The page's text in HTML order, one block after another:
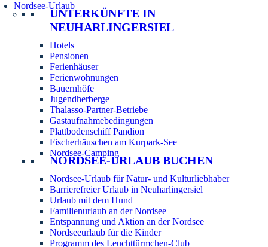
Nordsee-Urlaub
UNTERKÜNFTE IN
NEUHARLINGERSIEL
Hotels
Pensionen
Ferienhäuser
Ferienwohnungen
Bauernhöfe
Jugendherberge
Thalasso-Partner-Betriebe
Gastaufnahmebedingungen
Plattbodenschiff Pandion
Fischerhäuschen am Kurpark-See
Nordsee-Camping
NORDSEE-URLAUB BUCHEN
Nordsee-Urlaub für Natur- und Kulturliebhaber
Barrierefreier Urlaub in Neuharlingersiel
Urlaub mit dem Hund
Familienurlaub an der Nordsee
Entspannung und Aktion an der Nordsee
Nordseeurlaub für die Kinder
Programm des Leuchttürmchen-Club